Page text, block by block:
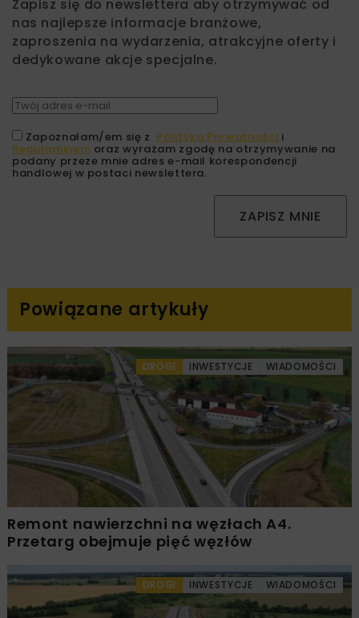
Zapisz się do newslettera aby otrzymywać od
nas najlepsze informacje branżowe,
zaproszenia na wydarzenia, atrakcyjne oferty i
dedykowane akcje specjalne.
Zapoznałam/em się z Polityką Prywatności i
Regulaminem oraz wyrażam zgodę na otrzymywanie na
podany przeze mnie adres e-mail korespondencji
handlowej w postaci newslettera.
ZAPISZ MNIE
Powiązane artykuły
DROGI INWESTYCJE WIADOMOŚCI
Remont nawierzchni na węzłach A4.
Przetarg obejmuje pięć węzłów
DROGI INWESTYCJE WIADOMOŚCI